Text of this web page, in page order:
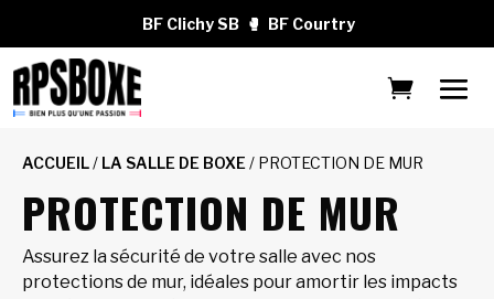
BF Clichy SB 🥊 BF Courtry
ACCUEIL/ LA SALLE DE BOXE / PROTECTION DE MUR
PROTECTION DE MUR
Assurez la sécurité de votre salle avec nos
protections de mur, idéales pour amortir les impacts